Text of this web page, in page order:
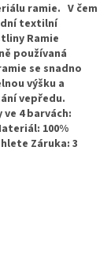
ramie. V čem
textilní
Ramie
používaná
se snadno
výšku a
vepředu.
ve 4 barvách:
100%
Záruka: 3